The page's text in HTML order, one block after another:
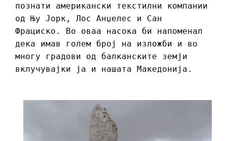
познати американски текстилни компании
од Њу Јорк, Лос Анџелес и Сан
Фрациско. Во оваа насока би напоменал
дека имав голем број на изложби и во
многу градови од балканските земји
вклучувајки ја и нашата Македонија.